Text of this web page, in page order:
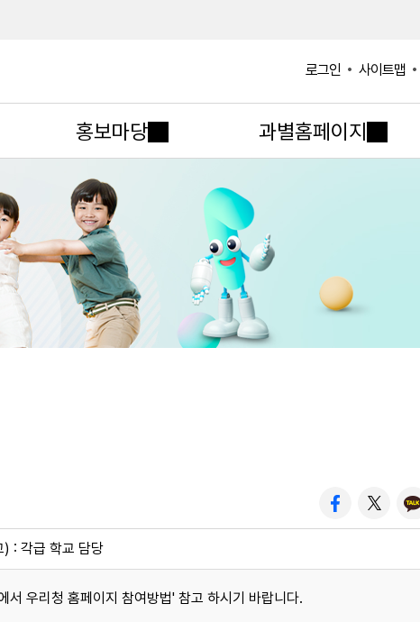
로그인 사이트맵
홍보마당 과별홈페이지
: 각급 학교 담당
우리청 홈페이지 참여방법' 참고 하시기 바랍니다.